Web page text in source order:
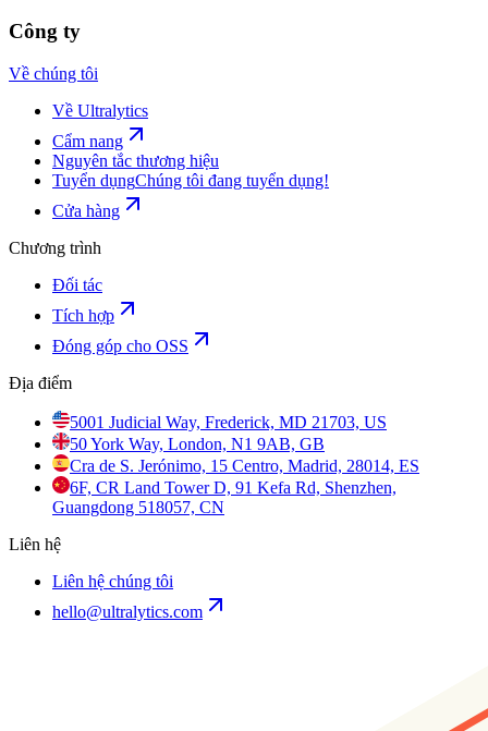
Công ty
Về chúng tôi
Về Ultralytics
Cẩm nang
Nguyên tắc thương hiệu
Tuyển dụngChúng tôi đang tuyển dụng!
Cửa hàng
Chương trình
Đối tác
Tích hợp
Đóng góp cho OSS
Địa điểm
5001 Judicial Way, Frederick, MD 21703, US
50 York Way, London, N1 9AB, GB
Cra de S. Jerónimo, 15 Centro, Madrid, 28014, ES
6F, CR Land Tower D, 91 Kefa Rd, Shenzhen,
Guangdong 518057, CN
Liên hệ
Liên hệ chúng tôi
hello@ultralytics.com